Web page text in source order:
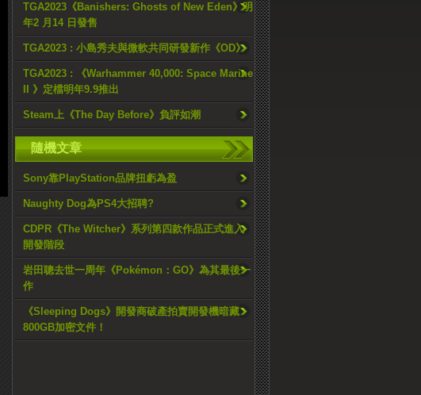
TGA2023《Banishers: Ghosts of New Eden》明
年2 月14 日發售
TGA2023 : 小島秀夫與微軟共同研發新作《OD》
TGA2023 : 《Warhammer 40,000: Space Marine
II 》定檔明年9.9推出
Steam上《The Day Before》負評如潮
隨機文章
Sony靠PlayStation品牌扭虧為盈
Naughty Dog為PS4大招聘?
CDPR《The Witcher》系列第四款作品正式進入
開發階段
岩田聰去世一周年《Pokémon：GO》為其最後一
作
《Sleeping Dogs》開發商破產拍賣開發機暗藏
800GB加密文件！